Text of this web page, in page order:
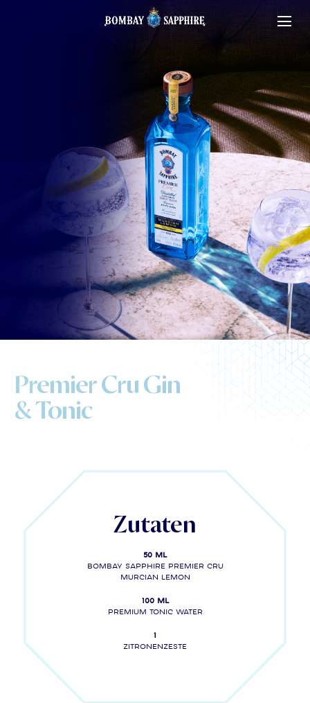
Premier Cru Gin
& Tonic
Zutaten
50 ml
Bombay Sapphire Premier Cru
Murcian Lemon
100 ml
Premium tonic water
1
Zitronenzeste